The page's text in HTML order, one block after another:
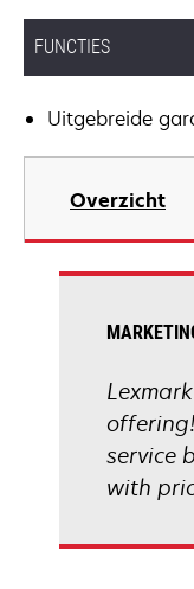
FUNCTIES
Uitgebreide
Overzicht
service
with